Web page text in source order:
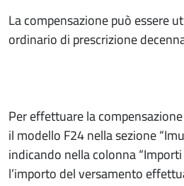
La compensazione può essere
ordinario di prescrizione
Per effettuare la
il modello F24 nella sezione
indicando nella colonna
l’importo del versamento